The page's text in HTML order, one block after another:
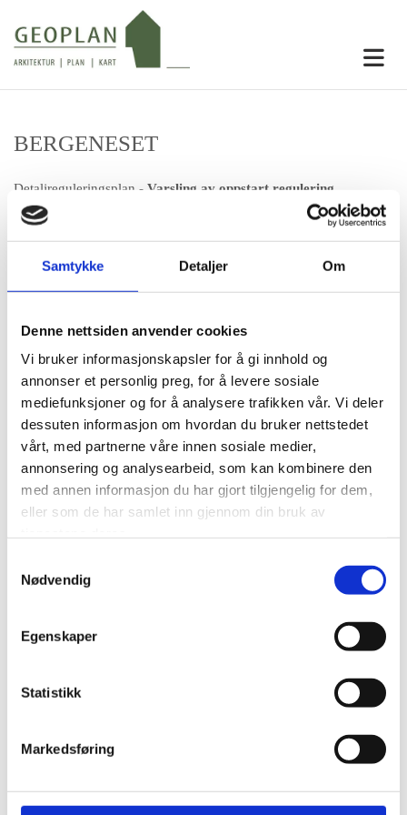
Samtykke Detaljer Om
Denne nettsiden anvender cookies
Vi bruker informasjonskapsler for å gi innhold og
annonser et personlig preg, for å levere sosiale
mediefunksjoner og for å analysere trafikken vår. Vi deler
dessuten informasjon om hvordan du bruker nettstedet
vårt, med partnerne våre innen sosiale medier,
annonsering og analysearbeid, som kan kombinere den
med annen informasjon du har gjort tilgjengelig for dem,
eller som de har samlet inn gjennom din bruk av
Nødvendig
Egenskaper
Statistikk
Markedsføring
BERGENESET
Detaljreguleringsplan - Varsling av oppstart regulering
Lysingsannonse i Hordaland Folkeblad, 12.04.2022
Frist for innspel
Stad:Gnr 118, bnr. 6 m.fl., Strandebarm, Kvam herad
Saksnr:22/105 (Kvam herad)
Lenker:
Kartutsnitt med plangrense
Varslingsbrev datert 04.04.2022
Referat frå oppstartsmøtet